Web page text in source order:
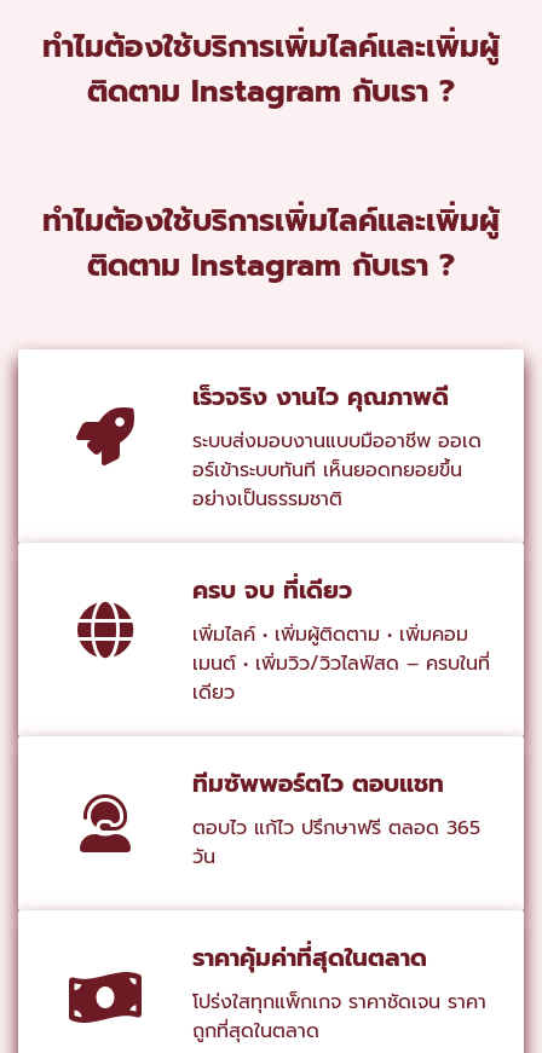
ทำไมต้องใช้บริการเพิ่มไลค์และเพิ่มผู้
ติดตาม Instagram กับเรา ?
ทำไมต้องใช้บริการเพิ่มไลค์และเพิ่มผู้
ติดตาม Instagram กับเรา ?
เร็วจริง งานไว คุณภาพดี
ระบบส่งมอบงานแบบมืออาชีพ ออเด
อร์เข้าระบบทันที เห็นยอดทยอยขึ้น
อย่างเป็นธรรมชาติ
ครบ จบ ที่เดียว
เพิ่มไลค์ • เพิ่มผู้ติดตาม • เพิ่มคอม
เมนต์ • เพิ่มวิว/วิวไลฟ์สด – ครบในที่
เดียว
ทีมซัพพอร์ตไว ตอบแชท
ตอบไว แก้ไว ปรึกษาฟรี ตลอด 365
วัน
ราคาคุ้มค่าที่สุดในตลาด
โปร่งใสทุกแพ็กเกจ ราคาชัดเจน ราคา
ถูกที่สุดในตลาด